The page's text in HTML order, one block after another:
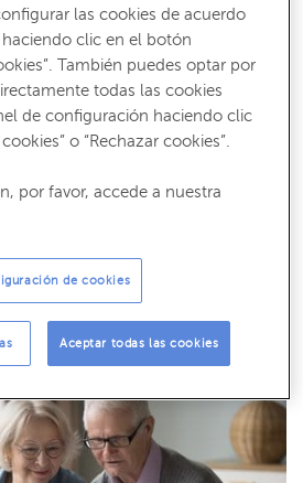
Stoxx 50 y qué
parte de este
cotizan en las bolsas de todo el
de ellos, millones de empr…
las cookies de acuerdo
clic en el botón
También puedes optar por
todas las cookies
de configuración haciendo clic
o “Rechazar cookies”.
por favor, accede a nuestra
de cookies
Aceptar todas las cookies